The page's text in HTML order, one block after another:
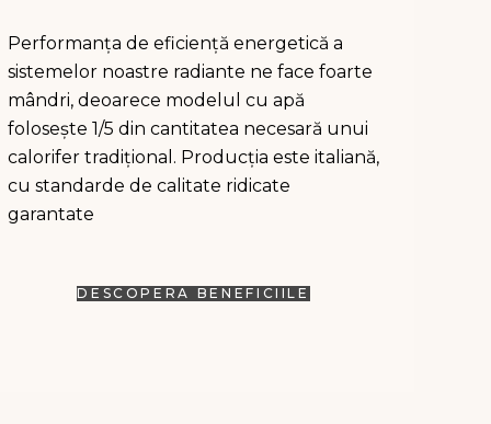
Performanța de eficiență energetică a
sistemelor noastre radiante ne face foarte
mândri, deoarece modelul cu apă
folosește 1/5 din cantitatea necesară unui
calorifer tradițional. Producția este italiană,
cu standarde de calitate ridicate
garantate
DESCOPERA BENEFICIILE